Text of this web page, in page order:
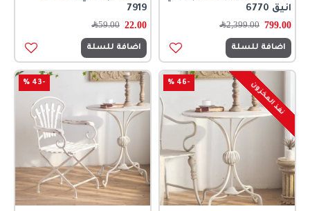
انيق 6770
799.00
2,399.00﷼
اضافة للسلة
7919
22.00
59.00﷼
اضافة للسلة
-46 % نفذ المخزون -43 %